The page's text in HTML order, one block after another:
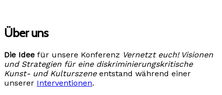
Über uns
Die Idee für unsere Konferenz Vernetzt euch! Visionen
und Strategien für eine diskriminierungskritische
Kunst- und Kulturszeneentstand während einer
unserer Interventionen.